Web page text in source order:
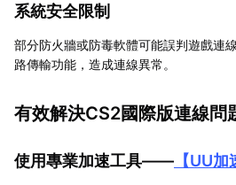
系統安全限制
部分防火牆或防毒軟體可能誤判遊戲連
路傳輸功能，造成連線異常。
有效解決CS2國際版連線問
使用專業加速工具—— 【UU加